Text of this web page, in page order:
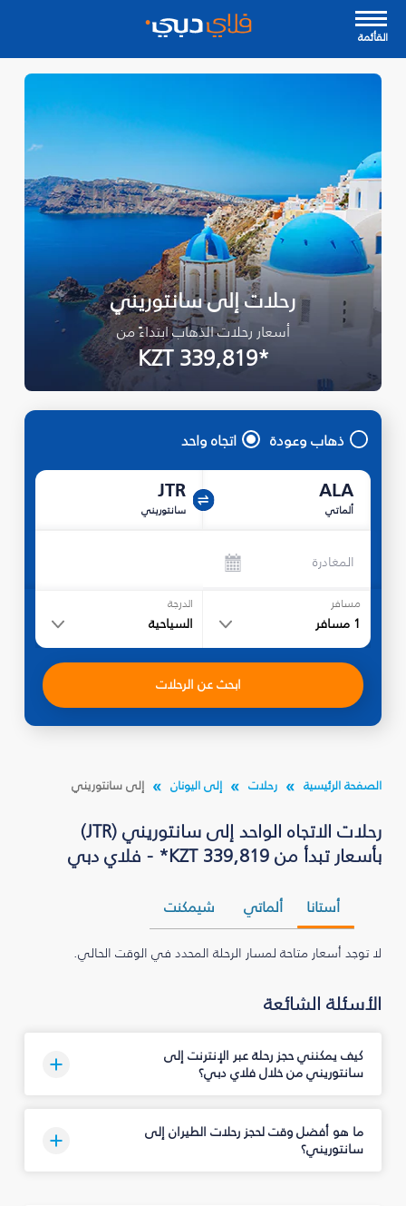
القأئمة
رحلات إلى سانتوريني
أسعار رحلات الذهاب ابتداءً من
*KZT 339,819
ذهاب وعودة اتجاه واحد
ALA
ألماتي
JTR
سانتوريني
المغادرة
مسافر
1 مسافر
الدرجة
السياحية
ابحث عن الرحلات
الصفحة الرئيسية رحلات إلى اليونان إلى سانتوريني
رحلات الاتجاه الواحد إلى سانتوريني (JTR)
بأسعار تبدأ من KZT 339,819* - فلاي دبي
أستانا ألماتي شيمكنت
لا توجد أسعار متاحة لمسار الرحلة المحدد في الوقت الحالي.
الأسئلة الشائعة
كيف يمكنني حجز رحلة عبر الإنترنت إلى
سانتوريني من خلال فلاي دبي؟
ما هو أفضل وقت لحجز رحلات الطيران إلى
سانتوريني؟